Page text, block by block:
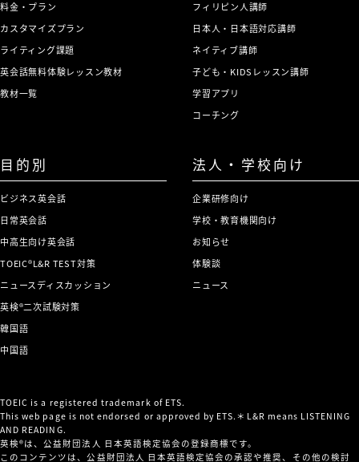
料金・プラン
カスタマイズプラン
ライティング課題
英会話無料体験レッスン教材
教材一覧
フィリピン人講師
日本人・日本語対応講師
ネイティブ講師
子ども・KIDSレッスン講師
学習アプリ
コーチング
目的別
ビジネス英会話
日常英会話
中高生向け英会話
TOEIC®L&R TEST対策
ニュースディスカッション
英検®二次試験対策
韓国語
中国語
法人・学校向け
企業研修向け
学校・教育機関向け
お知らせ
体験談
ニュース
TOEIC is a registered trademark of ETS.
This web page is not endorsed or approved by ETS.＊L&R means LISTENING
AND READING.
英検®は、公益財団法人 日本英語検定協会の登録商標です。
このコンテンツは、公益財団法人 日本英語検定協会の承認や推奨、その他の検討